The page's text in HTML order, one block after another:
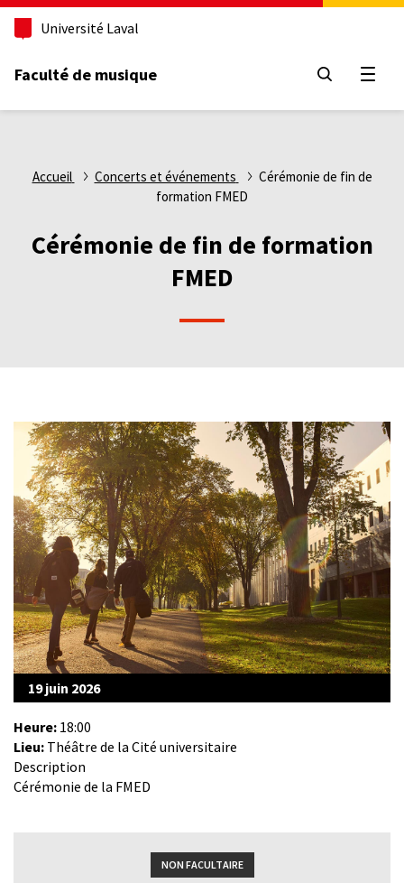
Aller
principal
Université Laval
Faculté de musique
FilAccueil Concerts et événements
Cérémonie de fin de
formation FMED
Cérémonie de fin de formation
FMED
19 juin 2026
Heure: 18:00
Lieu: Théâtre de la Cité universitaire
Description
Cérémonie de la FMED
NON FACULTAIRE